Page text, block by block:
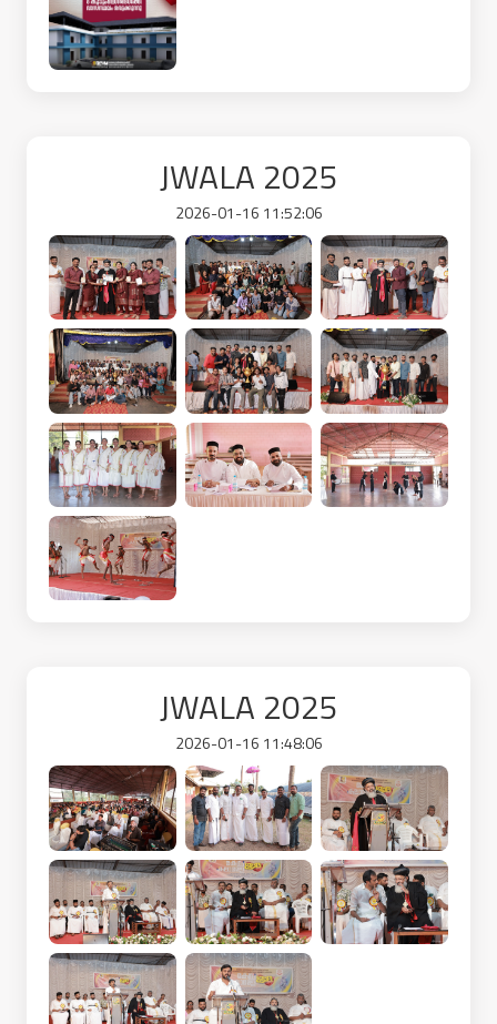
JWALA 2025
2026-01-16 11:52:06
JWALA 2025
2026-01-16 11:48:06